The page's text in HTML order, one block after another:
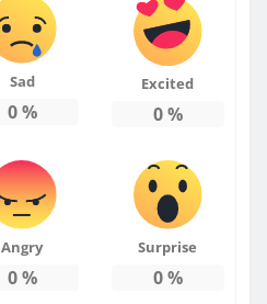
Sad
0%
Excited
0%
Angry
0%
Surprise
0%